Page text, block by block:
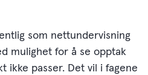
som nettundervisning
mulighet for å se opptak
ikke passer. Det vil i fagene